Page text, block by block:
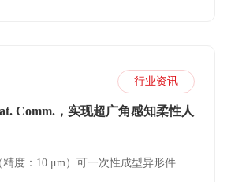
行业资讯
Comm.，实现超广角感知柔性人
精度：10 μm）可一次性成型异形件